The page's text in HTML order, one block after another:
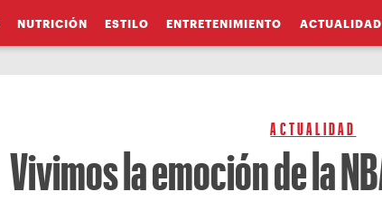
NUTRICIÓN ESTILO ENTRETENIMIENTO ACTUALIDAD
ACTUALIDAD
Vivimos la emoción de la